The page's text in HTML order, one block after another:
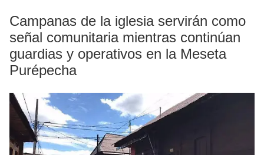
Campanas de la iglesia servirán como
señal comunitaria mientras continúan
guardias y operativos en la Meseta
Purépecha